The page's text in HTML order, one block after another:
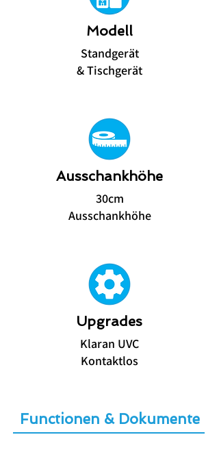
Modell
Standgerät
& Tischgerät
Ausschankhöhe
30cm
Ausschankhöhe
Upgrades
Klaran UVC
Kontaktlos
Functionen & Dokumente